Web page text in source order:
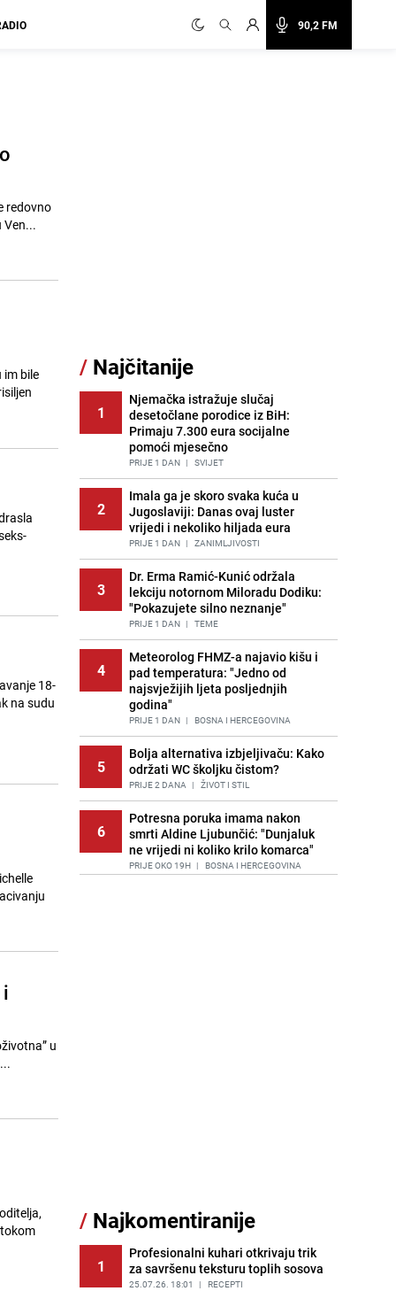
90,2 FM
redovno
vuk). // Uhapšen je u Ven...
im bile
18-
na sudu
i
u
/ Najčitanije
1
Njemačka istražuje slučaj
desetočlane porodice iz BiH:
Primaju 7.300 eura socijalne
pomoći mjesečno
PRIJE 1 DAN | SVIJET
2
Imala ga je skoro svaka kuća u
Jugoslaviji: Danas ovaj luster
vrijedi i nekoliko hiljada eura
PRIJE 1 DAN | ZANIMLJIVOSTI
3
Dr. Erma Ramić-Kunić održala
lekciju notornom Miloradu Dodiku:
"Pokazujete silno neznanje"
PRIJE 1 DAN | TEME
4
Meteorolog FHMZ-a najavio kišu i
pad temperatura: "Jedno od
najsvježijih ljeta posljednjih
godina"
PRIJE 1 DAN | BOSNA I HERCEGOVINA
5
Bolja alternativa izbjeljivaču: Kako
održati WC školjku čistom?
PRIJE 2 DANA | ŽIVOT I STIL
6
Potresna poruka imama nakon
smrti Aldine Ljubunčić: "Dunjaluk
ne vrijedi ni koliko krilo komarca"
PRIJE OKO 19H | BOSNA I HERCEGOVINA
11
Gosti iz Njemačke napravili požar u
apartmanu u Istri, vlasniku se
smijali i pokazivali srednji prst
PRIJE 2 DANA REGIJA
/ Najkomentiranije
1
Profesionalni kuhari otkrivaju trik
za savršenu teksturu toplih sosova
25.07.26. 18:01 | RECEPTI